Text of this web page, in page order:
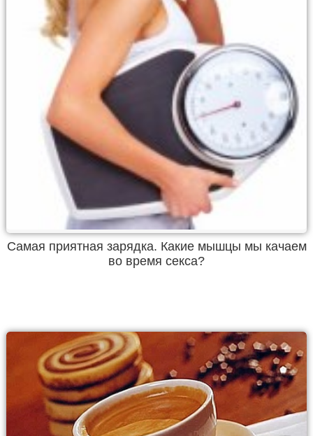
Самая приятная зарядка. Какие мышцы мы качаем
во время секса?